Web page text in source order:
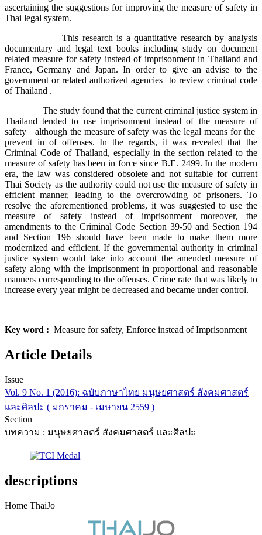
ascertaining the suggestions for improving the measure of safety in
Thai legal system.
This research is a quantitative research by analysis
documentary and legal text books including study on document
related measure for safety instead of imprisonment in Thailand and
France, Germany and Japan. In order to give an advise to the
government or related authorized agencies to review criminal code
of Thailand .
The study found that the current criminal justice system in
Thailand tended to use imprisonment instead of the measure of
safety although the measure of safety was the legal means for the
prevent in of offenses. In the regards, it was revealed that the
Criminal Code of Thailand, especially in the section related to the
measure of safety has been in force since B.E. 2499. In the modern
era, the law was considered obsolete and not suitable for current
Thai Society as the authority could not use the measure of safety in
efficient manner, leading to the overcrowding of prisoners. To
resolve the aforementioned problems, it was suggested to use the
measure of safety instead of imprisonment moreover, the
amendments to the Criminal Code Section 39-50 and Section 194
and Section 196 should have been made to make them more
modernized and efficient. If the governmental authority in criminal
justice system would take into account the amended measure of
safety along with the imprisonment in proportional and reasonable
manners corresponding to the offenses. Crime rate that was likely to
increase every year might be decreased and became under control.
Key word : Measure for safety, Enforce instead of Imprisonment
Article Details
Issue
Vol. 9 No. 1 (2016): ฉบับภาษาไทย มนุษยศาสตร์ สังคมศาสตร์
และศิลปะ ( มกราคม - เมษายน 2559 )
Section
บทความ : มนุษยศาสตร์ สังคมศาสตร์ และศิลปะ
descriptions
Home ThaiJo